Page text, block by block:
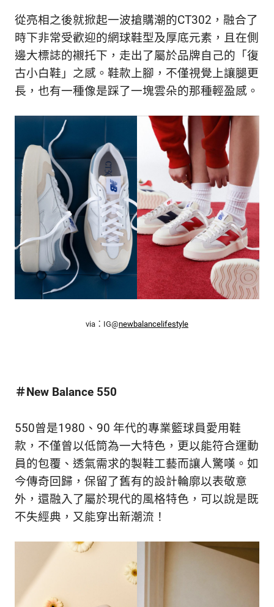
從亮相之後就掀起一波搶購潮的CT302，融合了
時下非常受歡迎的網球鞋型及厚底元素，且在側
邊大標誌的襯托下，走出了屬於品牌自己的「復
古小白鞋」之感。鞋款上腳，不僅視覺上讓腿更
長，也有一種像是踩了一塊雲朵的那種輕盈感。
via：IG@newbalancelifestyle
＃New Balance 550
550曾是1980、90 年代的專業籃球員愛用鞋
款，不僅曾以低筒為一大特色，更以能符合運動
員的包覆、透氣需求的製鞋工藝而讓人驚嘆。如
今傳奇回歸，保留了舊有的設計輪廓以表敬意
外，還融入了屬於現代的風格特色，可以說是既
不失經典，又能穿出新潮流！